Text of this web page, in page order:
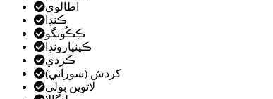
اطالوي
ڪنڊا
ڪِڪُونگو
ڪينيارونڊا
ڪردي
کردش (سوراني)
لاتوين ٻولي